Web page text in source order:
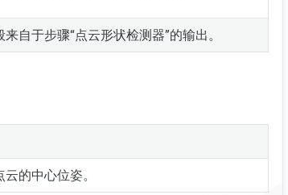
自于步骤“点云形状检测器”的输出。
的中心位姿。